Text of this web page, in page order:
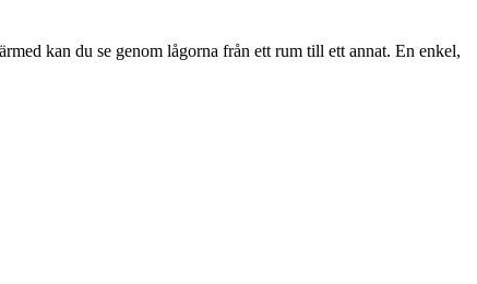
kan du se genom lågorna från ett rum till ett annat. En enkel,